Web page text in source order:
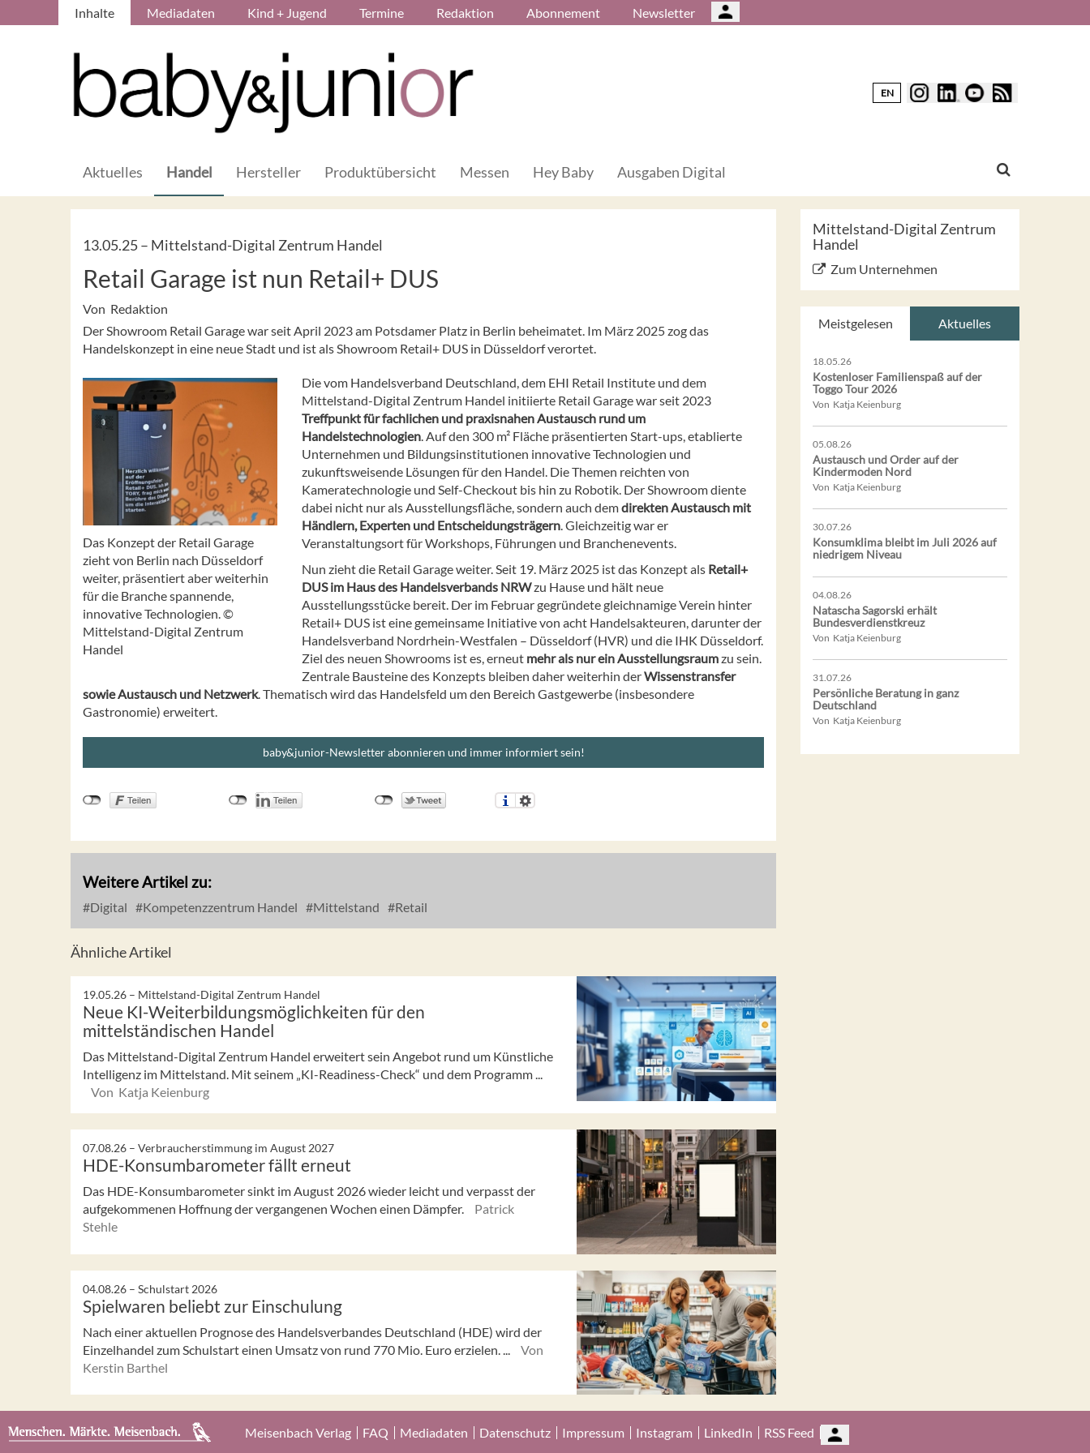
Inhalte Mediadaten Kind + Jugend Termine Redaktion Abonnement Newsletter
EN
Aktuelles Handel Hersteller Produktübersicht Messen Hey Baby Ausgaben Digital
13.05.25 – Mittelstand-Digital Zentrum Handel
Retail Garage ist nun Retail+ DUS
Von Redaktion
Der Showroom Retail Garage war seit April 2023 am Potsdamer Platz in Berlin beheimatet. Im März 2025 zog das
Handelskonzept in eine neue Stadt und ist als Showroom Retail+ DUS in Düsseldorf verortet.
Das Konzept der Retail Garage
zieht von Berlin nach Düsseldorf
weiter, präsentiert aber weiterhin
für die Branche spannende,
innovative Technologien. ©
Mittelstand-Digital Zentrum
Handel
Die vom Handelsverband Deutschland, dem EHI Retail Institute und dem
Mittelstand-Digital Zentrum Handel initiierte Retail Garage war seit 2023
Treffpunkt für fachlichen und praxisnahen Austausch rund um
Handelstechnologien. Auf den 300 m² Fläche präsentierten Start-ups, etablierte
Unternehmen und Bildungsinstitutionen innovative Technologien und
zukunftsweisende Lösungen für den Handel. Die Themen reichten von
Kameratechnologie und Self-Checkout bis hin zu Robotik. Der Showroom diente
dabei nicht nur als Ausstellungsfläche, sondern auch demdirekten Austausch mit
Händlern, Experten und Entscheidungsträgern. Gleichzeitig war er
Veranstaltungsort für Workshops, Führungen und Branchenevents.
Nun zieht die Retail Garage weiter. Seit 19. März 2025 ist das Konzept als Retail+
DUS im Haus des Handelsverbands NRWzu Hause und hält neue
Ausstellungsstücke bereit. Der im Februar gegründete gleichnamige Verein hinter
Retail+ DUS ist eine gemeinsame Initiative von acht Handelsakteuren, darunter der
Handelsverband Nordrhein-Westfalen – Düsseldorf (HVR) und die IHK Düsseldorf.
Ziel des neuen Showrooms ist es, erneut mehr als nur ein Ausstellungsraumzu sein.
Zentrale Bausteine des Konzepts bleiben daher weiterhin derWissenstransfer
sowie Austausch und Netzwerk. Thematisch wird das Handelsfeld um den Bereich Gastgewerbe (insbesondere
Gastronomie) erweitert.
baby&junior-Newsletter abonnieren und immer informiert sein!
Weitere Artikel zu:
Digital Kompetenzzentrum Handel Mittelstand Retail
Ähnliche Artikel
19.05.26 – Mittelstand-Digital Zentrum Handel
Neue KI-Weiterbildungsmöglichkeiten für den
mittelständischen Handel
Das Mittelstand-Digital Zentrum Handel erweitert sein Angebot rund um Künstliche
Intelligenz im Mittelstand. Mit seinem „KI-Readiness-Check“ und dem Programm ...
Von Katja Keienburg
07.08.26 – Verbraucherstimmung im August 2027
HDE-Konsumbarometer fällt erneut
Das HDE-Konsumbarometer sinkt im August 2026 wieder leicht und verpasst der
aufgekommenen Hoffnung der vergangenen Wochen einen Dämpfer.
Patrick
Stehle
04.08.26 – Schulstart 2026
Spielwaren beliebt zur Einschulung
Nach einer aktuellen Prognose des Handelsverbandes Deutschland (HDE) wird der
Einzelhandel zum Schulstart einen Umsatz von rund 770 Mio. Euro erzielen. ...
Von
Kerstin Barthel
Mittelstand-Digital Zentrum
Handel
Zum Unternehmen
Meistgelesen Aktuelles
18.05.26
Kostenloser Familienspaß auf der
Toggo Tour 2026
Von Katja Keienburg
05.08.26
Austausch und Order auf der
Kindermoden Nord
Von Katja Keienburg
30.07.26
Konsumklima bleibt im Juli 2026 auf
niedrigem Niveau
04.08.26
Natascha Sagorski erhält
Bundesverdienstkreuz
Von Katja Keienburg
31.07.26
Persönliche Beratung in ganz
Deutschland
Von Katja Keienburg
Meisenbach Verlag FAQ Mediadaten Datenschutz Impressum Instagram LinkedIn RSS Feed